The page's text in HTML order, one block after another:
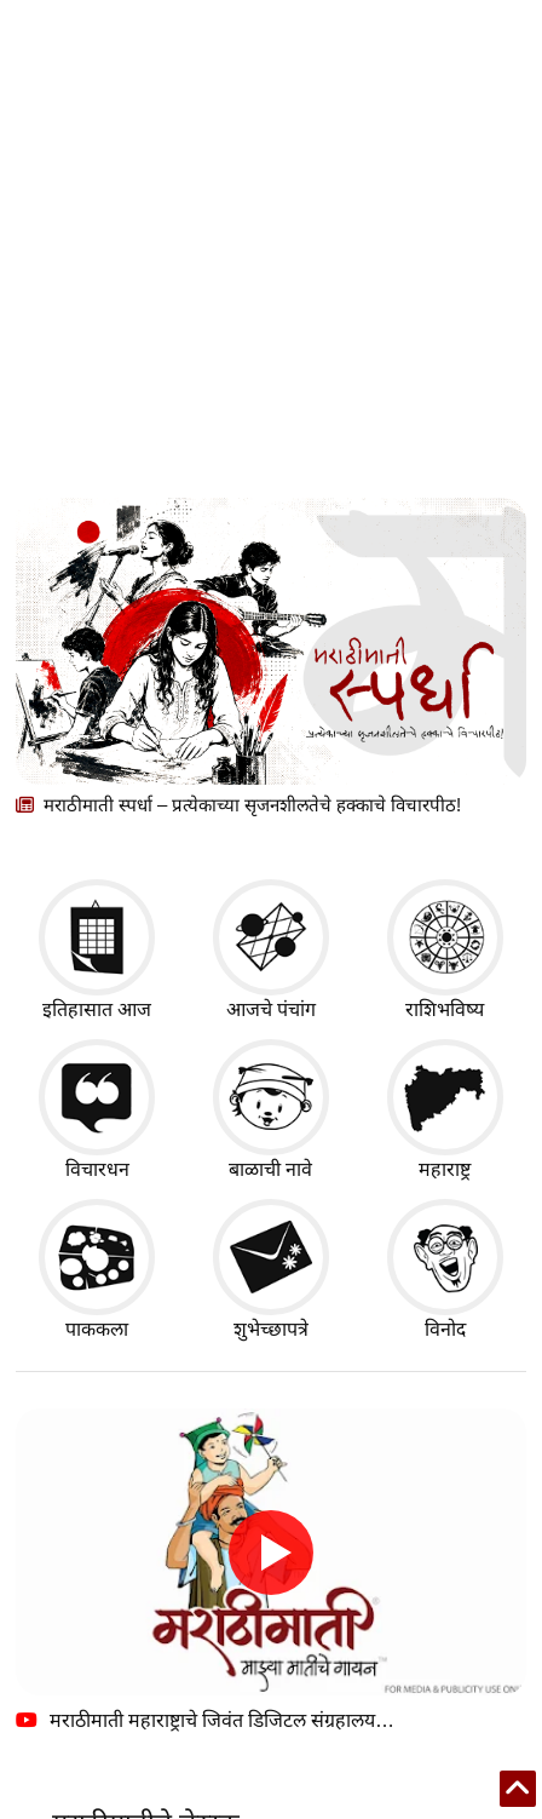
मराठीमाती स्पर्धा – प्रत्येकाच्या सृजनशीलतेचे हक्काचे विचारपीठ!
इतिहासात आज आजचे पंचांग राशिभविष्य
विचारधन बाळाची नावे महाराष्ट्र
पाककला शुभेच्छापत्रे विनोद
मराठीमाती महाराष्ट्राचे जिवंत डिजिटल संग्रहालय…